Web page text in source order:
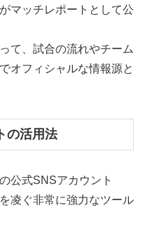
マッチレポートとして公
て、試合の流れやチーム
オフィシャルな情報源と
の活用法
公式SNSアカウント
凌ぐ非常に強力なツール